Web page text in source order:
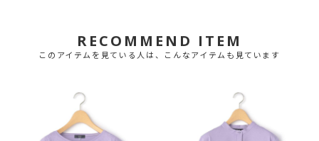
RECOMMEND ITEM
このアイテムを見ている人は、こんなアイテムも見ています